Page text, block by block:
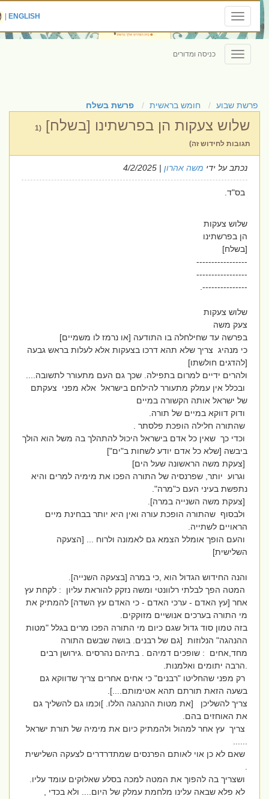
Toggle
navigation
ENGLISH
|
Toggle
navigation
כניסה ומדורים
פרשת שבוע חומש בראשית פרשת בשלח
שלוש צעקות הן בפרשתינו [בשלח]
תגובות לחידוש זה)
נכתב על ידימשה אהרון| 4/2/2025
בס"ד.
שלוש צעקות
הן בפרשתינו
[בשלח]
-----------------
-----------------
---------------.
שלוש צעקות
צעק משה
בפרשה עד שחילחלה בו התודעה [או נרמז לו משמיים]
כי מנהיג צריך שלא תהא דרכו בצעקות אלא לעלות בראש גבעה
[להדגים חולשתו]
ולהרים ידיים למרום בתפילה. שכך גם העם מתעורר לתשובה....
ובכלל אין עמלק מתעורר להילחם בישראל אלא מפני צעקתם
של ישראל אותה הקשורה במיים
ודוק דווקא במיים של תורה.
שהתורה חלילה הופכת פלסתר .
וכדי כך שאין כל אדם בישראל היכול להתהלך בה משל הוא הולך
ביבשה [שלא כל אדם יודע לשחות ב"ים"]
[צעקת משה הראשונה שעל הים]
וגרוע יותר, שפרנסיה של התורה הפכו את מימיה למרים והיא
נתפשת בעיני העם כ"מרה".
[צעקת משה השנייה במרה].
ולבסוף שהתורה הופכת עורה ואין היא יותר בבחינת מיים
הראויים לשתייה.
והעם הופך אומלל הצמא גם לאמונה ולרוח ... [הצעקה
השלישית]
והנה החידוש הגדול הוא ,כי במרה [בצעקה השנייה].
המטה הפך לבלתי רלוונטי ומשה נזקק להוראת עליון : לקחת עץ
אחר [עץ האדם - ערכי האדם - כי האדם עץ השדה] להמתיק את
מי התורה בערכים אנושיים מזוקקים.
בזה טמון סוד גדול שגם כיום מי התורה הפכו מרים בגלל "מטות
ההנהגה" הנלוזות [גם של רבנים. בושה שבשם התורה
מחד,אחים : שופכים דמיהם . בתיהם נהרסים .גירושן רבים
.הרבה יתומים ואלמנות.
רק מפני שהחליטו "רבנים" כי אחים אחרים צריך שדווקא גם
בשעה הזאת תורתם תהא אטימותם....].
צריך להשליכן [את מטות ההנהגה הללו. ]וכמו גם להשליך גם
את האוחזים בהם.
צריך עץ אחר למהול ולהמתיק כיום את מימיה של תורת ישראל
שאם לא כן אוי לאותם הפרנסים שמתדרדרים לצעקה השלישית
ושצריך בה להפוך את המטה למכה בסלע שאלוקים עומד עליו.
לא פלא שבאה עלינו מלחמת עמלק של היום.... ולא בכדי ,